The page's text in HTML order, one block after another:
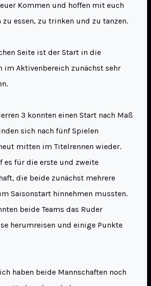
Kommen und hoffen mit euch
essen, zu trinken und zu tanzen.
Seite ist der Start in die
im Aktivenbereich zunächst sehr
3 konnten einen Start nach Maß
sich nach fünf Spielen
mitten im Titelrennen wieder.
es für die erste und zweite
die beide zunächst mehrere
Saisonstart hinnehmen mussten.
beide Teams das Ruder
herumreisen und einige Punkte
haben beide Mannschaften noch